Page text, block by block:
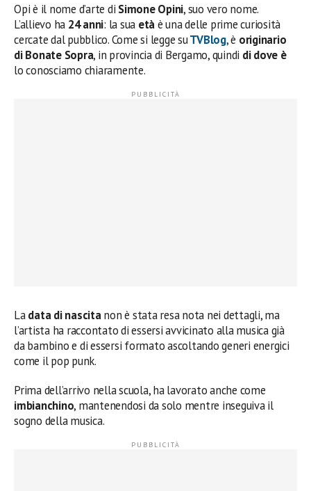
Opi è il nome d’arte di Simone Opini, suo vero nome.
L’allievo ha 24 anni: la sua etàè una delle prime curiosità
cercate dal pubblico. Come si legge suTVBlog, è originario
di Bonate Sopra, in provincia di Bergamo, quindi di dove è
lo conosciamo chiaramente.
Ladata di nascitanon è stata resa nota nei dettagli, ma
l’artista ha raccontato di essersi avvicinato alla musica già
da bambino e di essersi formato ascoltando generi energici
come il pop punk.
Prima dell’arrivo nella scuola, ha lavorato anche come
imbianchino, mantenendosi da solo mentre inseguiva il
sogno della musica.